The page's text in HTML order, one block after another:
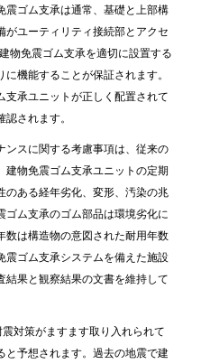
ゴム支承は通常、基礎と上部構
ユーティリティ接続部とアクセ
物免震ゴム支承を適切に設置する
機能することが保証されます。
承ユニットが正しく配置されて
されます。
スに関する考慮事項は、従来の
物免震ゴム支承ユニットの定期
ある経年劣化、変形、汚染の兆
ム支承のゴム部品は環境劣化に
は構造物の意図された耐用年数
震ゴム支承システムを備えた施設
果と観察結果の文書を維持して
対策がますます取り入れられて
と予想されます。過去の地震で建